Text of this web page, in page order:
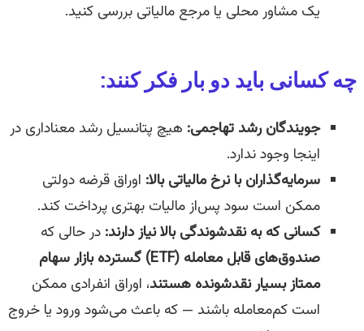
یک مشاور محلی یا مرجع مالیاتی بررسی کنید.
چه کسانی باید دو بار فکر کنند:
جویندگان رشد تهاجمی: هیچ پتانسیل رشد معناداری در
اینجا وجود ندارد.
سرمایه‌گذاران با نرخ مالیاتی بالا: اوراق قرضه دولتی
ممکن است سود پس‌از مالیات بهتری پرداخت کند.
کسانی که به نقدشوندگی بالا نیاز دارند: در حالی که
صندوق‌های قابل معامله (ETF) گسترده بازار سهام
ممتاز بسیار نقدشونده هستند، اوراق انفرادی ممکن
است کم‌معامله باشند — که باعث می‌شود ورود یا خروج